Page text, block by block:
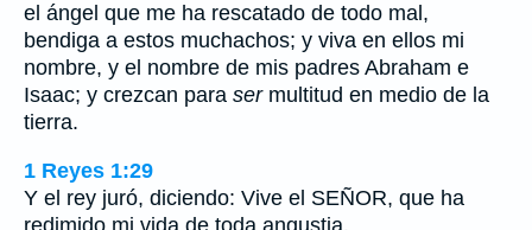
el ángel que me ha rescatado de todo mal,
bendiga a estos muchachos; y viva en ellos mi
nombre, y el nombre de mis padres Abraham e
Isaac; y crezcan para sermultitud en medio de la
tierra.
1 Reyes 1:29
Y el rey juró, diciendo: Vive el SEÑOR, que ha
redimido mi vida de toda angustia,